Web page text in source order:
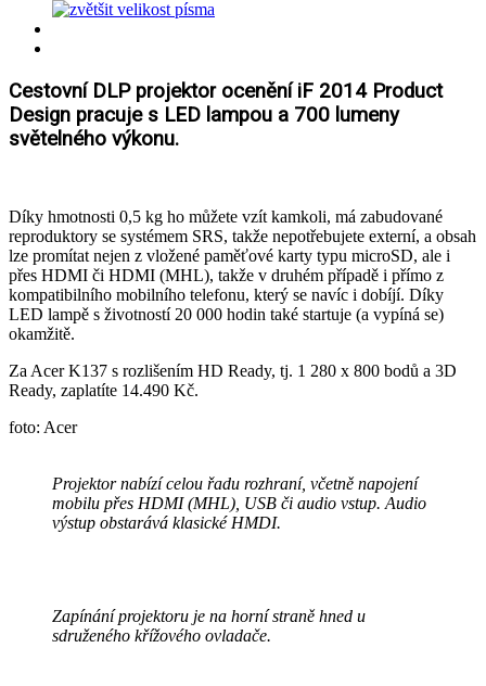
Cestovní DLP projektor ocenění iF 2014 Product
Design pracuje s LED lampou a 700 lumeny
světelného výkonu.
Díky hmotnosti 0,5 kg ho můžete vzít kamkoli, má zabudované
reproduktory se systémem SRS, takže nepotřebujete externí, a obsah
lze promítat nejen z vložené paměťové karty typu microSD, ale i
přes HDMI či HDMI (MHL), takže v druhém případě i přímo z
kompatibilního mobilního telefonu, který se navíc i dobíjí. Díky
LED lampě s životností 20 000 hodin také startuje (a vypíná se)
okamžitě.
Za Acer K137 s rozlišením HD Ready, tj. 1 280 x 800 bodů a 3D
Ready, zaplatíte 14.490 Kč.
foto: Acer
Projektor nabízí celou řadu rozhraní, včetně napojení
mobilu přes HDMI (MHL), USB či audio vstup. Audio
výstup obstarává klasické HMDI.
Zapínání projektoru je na horní straně hned u
sdruženého křížového ovladače.